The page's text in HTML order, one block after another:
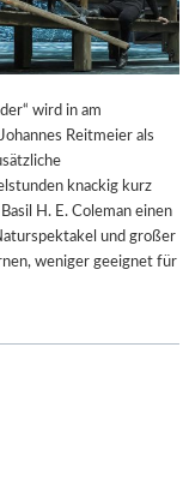
wird in am
Reitmeier als
knackig kurz
H. E. Coleman einen
und großer
weniger geeignet für